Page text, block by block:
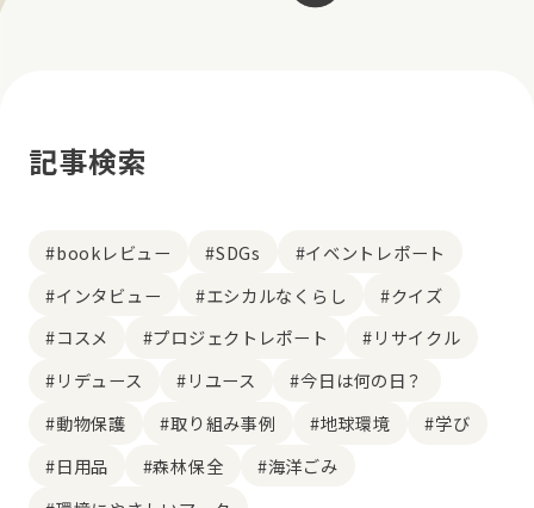
記事検索
#bookレビュー #SDGs
#イベントレポート
#インタビュー
#エシカルなくらし
#クイズ
#コスメ
#プロジェクトレポート
#リサイクル
#リデュース
#リユース
#今日は何の日？
#動物保護
#取り組み事例 #地球環境
#学び
#日用品
#森林保全
#海洋ごみ